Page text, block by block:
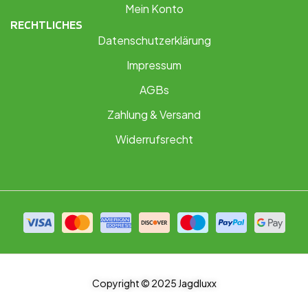
Mein Konto
RECHTLICHES
Datenschutzerklärung
Impressum
AGBs
Zahlung & Versand
Widerrufsrecht
Copyright © 2025 Jagdluxx